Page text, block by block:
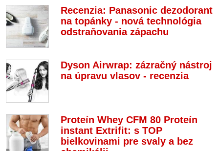
Recenzia: Panasonic dezodorant
na topánky - nová technológia
odstraňovania zápachu
Dyson Airwrap: zázračný nástroj
na úpravu vlasov - recenzia
Proteín Whey CFM 80 Proteín
instant Extrifit: s TOP
bielkovinami pre svaly a bez